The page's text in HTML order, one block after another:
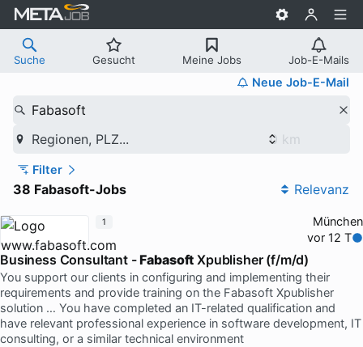
Suche Gesucht Meine Jobs Job-E-Mails
Neue Job-E-Mail
Fabasoft
Regionen, PLZ...
Filter
38 Fabasoft-Jobs Relevanz
München
vor 12 T
Business Consultant -Fabasoft Xpublisher (f/m/d)
You support our clients in configuring and implementing their
requirements and provide training on the Fabasoft Xpublisher
solution … You have completed an IT-related qualification and
have relevant professional experience in software development, IT
consulting, or a similar technical environment
1